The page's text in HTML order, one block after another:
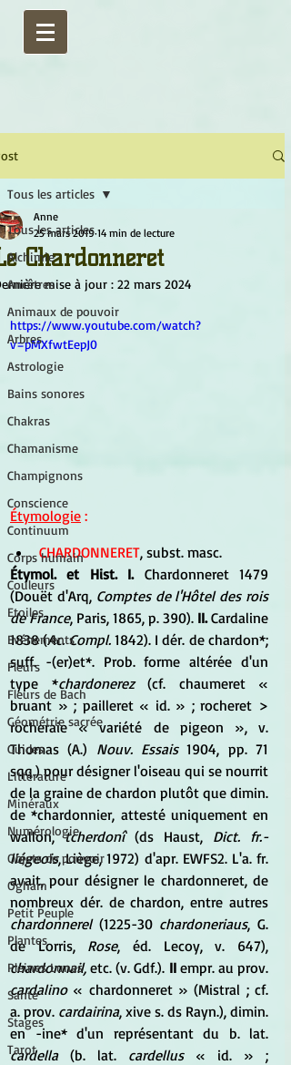
Tous les articles
Alchimie
Ancêtres
Animaux de pouvoir
Arbres
Astrologie
Bains sonores
Chakras
Chamanisme
Champignons
Conscience
Continuum
Corps humain
Couleurs
Etoiles
Evénements
Fleurs
Fleurs de Bach
Géométrie sacrée
Guides
Littérature
Minéraux
Numérologie
Objets de pouvoir
Ogham
Petit Peuple
Plantes
Pleines Lunes
Santé
Stages
Tarot
Tous les articles
Chardonneret
Anne
25 mars 2019 14 min de lecture
mise à jour : 22 mars 2024
https://www.youtube.com/watch?
v=pMXfwtEepJ0
Étymologie :
CHARDONNERET, subst. masc.
Étymol. et Hist. I. Chardonneret 1479
(Douët d'Arq, Comptes de l'Hôtel des rois
de France, Paris, 1865, p. 390). II. Cardaline
1838 (Ac. Compl. 1842). I dér. de chardon*;
suff. -(er)et*. Prob. forme altérée d'un
type *chardonerez (cf. chaumeret «
bruant » ; pailleret « id. » ; rocheret >
rocheraie « variété de pigeon », v.
Thomas (A.) Nouv. Essais 1904, pp. 71
sqq.) pour désigner l'oiseau qui se nourrit
de la graine de chardon plutôt que dimin.
de *chardonnier, attesté uniquement en
wallon, tcherdonî (ds Haust, Dict. fr.-
liégeois, Liège, 1972) d'apr. EWFS2. L'a. fr.
avait, pour désigner le chardonneret, de
nombreux dér. de chardon, entre autres
chardonnerel (1225-30 chardoneriaus, G.
de Lorris, Rose
chardonnail, etc. (v. Gdf.). II
cardalino « chardonneret » (Mistral ; cf.
a. prov. cardairina, xive s. ds Rayn.), dimin.
en -ine* d'un représentant du b. lat.
cardella (b. lat. cardellus